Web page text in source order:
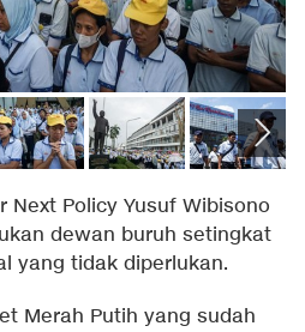
Next Policy Yusuf Wibisono
dewan buruh setingkat
yang tidak diperlukan.
Merah Putih yang sudah